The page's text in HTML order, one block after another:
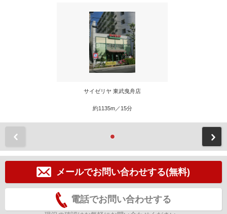
サイゼリヤ 東武曳舟店
約1135m／15分
メールでお問い合わせする(無料)
電話でお問い合わせする